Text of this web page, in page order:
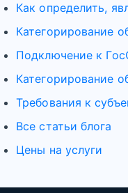
Как определить,
Категорирование
Подключение к
Категорирование
Требования к
Все статьи блога
Цены на услуги